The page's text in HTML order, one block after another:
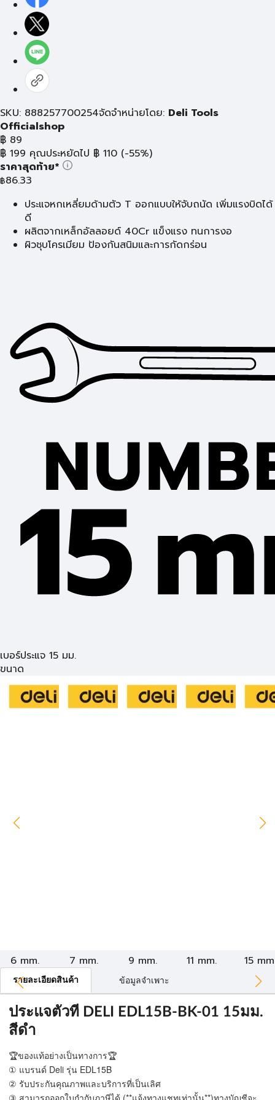
SKU: 888257700254จัดจำหน่ายโดย: Deli Tools
Officialshop
฿ 89
฿ 199 คุณประหยัดไป ฿ 110 (-55%)
ราคาสุดท้าย*
฿86.33
ประแจหกเหลี่ยมด้ามตัว T ออกแบบให้จับถนัด เพิ่มแรงบิดได้
ดี
ผลิตจากเหล็กอัลลอยด์ 40Cr แข็งแรง ทนการงอ
ผิวชุบโครเมียม ป้องกันสนิมและการกัดกร่อน
เบอร์ประแจ 15 มม.
ขนาด
6 mm. 7 mm. 9 mm. 11 mm. 15
รายละเอียดสินค้า ข้อมูลจำเพาะ
ประแจตัวที DELI EDL15B-BK-01 15มม.
สีดำ
🏆ของแท้อย่างเป็นทางการ🏆
① แบรนด์ Deli รุ่น EDL15B
② รับประกันคุณภาพและบริการที่เป็นเลิศ
③ สามารถออกใบกำกับภาษีได้ (**แจ้งทางแชทเท่านั้น**)ทางบัญชีจะ